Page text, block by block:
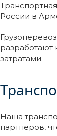
России в
разработают
затратами.
Наша
партнеров,